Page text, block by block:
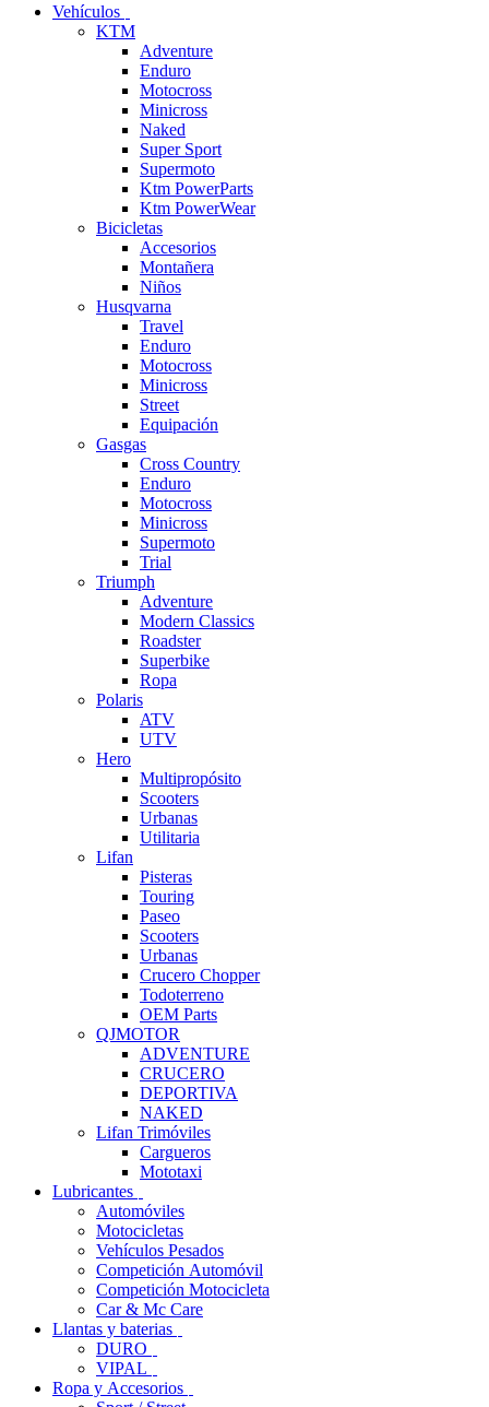
Vehículos
KTM
Adventure
Enduro
Motocross
Minicross
Naked
Super Sport
Supermoto
Ktm PowerParts
Ktm PowerWear
Bicicletas
Accesorios
Montañera
Niños
Husqvarna
Travel
Enduro
Motocross
Minicross
Street
Equipación
Gasgas
Cross Country
Enduro
Motocross
Minicross
Supermoto
Trial
Triumph
Adventure
Modern Classics
Roadster
Superbike
Ropa
Polaris
ATV
UTV
Hero
Multipropósito
Scooters
Urbanas
Utilitaria
Lifan
Pisteras
Touring
Paseo
Scooters
Urbanas
Crucero Chopper
Todoterreno
OEM Parts
QJMOTOR
ADVENTURE
CRUCERO
DEPORTIVA
NAKED
Lifan Trimóviles
Cargueros
Mototaxi
Lubricantes
Automóviles
Motocicletas
Vehículos Pesados
Competición Automóvil
Competición Motocicleta
Car & Mc Care
Llantas y baterias
DURO
VIPAL
Ropa y Accesorios